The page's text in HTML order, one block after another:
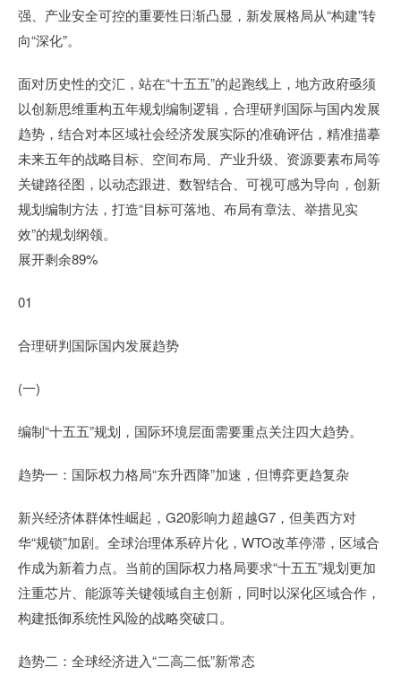
强、产业安全可控的重要性日渐凸显，新发展格局从“构建”转
向“深化”。
面对历史性的交汇，站在“十五五”的起跑线上，地方政府亟须
以创新思维重构五年规划编制逻辑，合理研判国际与国内发展
趋势，结合对本区域社会经济发展实际的准确评估，精准描摹
未来五年的战略目标、空间布局、产业升级、资源要素布局等
关键路径图，以动态跟进、数智结合、可视可感为导向，创新
规划编制方法，打造“目标可落地、布局有章法、举措见实
效”的规划纲领。
展开剩余89%
01
合理研判国际国内发展趋势
(一)
编制“十五五”规划，国际环境层面需要重点关注四大趋势。
趋势一：国际权力格局“东升西降”加速，但博弈更趋复杂
新兴经济体群体性崛起，G20影响力超越G7，但美西方对
华“规锁”加剧。全球治理体系碎片化，WTO改革停滞，区域合
作成为新着力点。当前的国际权力格局要求“十五五”规划更加
注重芯片、能源等关键领域自主创新，同时以深化区域合作，
构建抵御系统性风险的战略突破口。
趋势二：全球经济进入“二高二低”新常态